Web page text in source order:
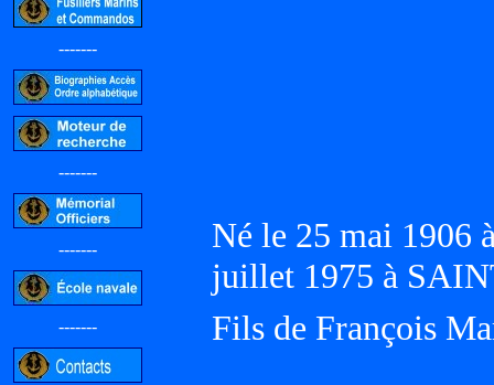
-------
-------
-------
-------
Né le 25 mai 1906
juillet 1975 à
Fils de François